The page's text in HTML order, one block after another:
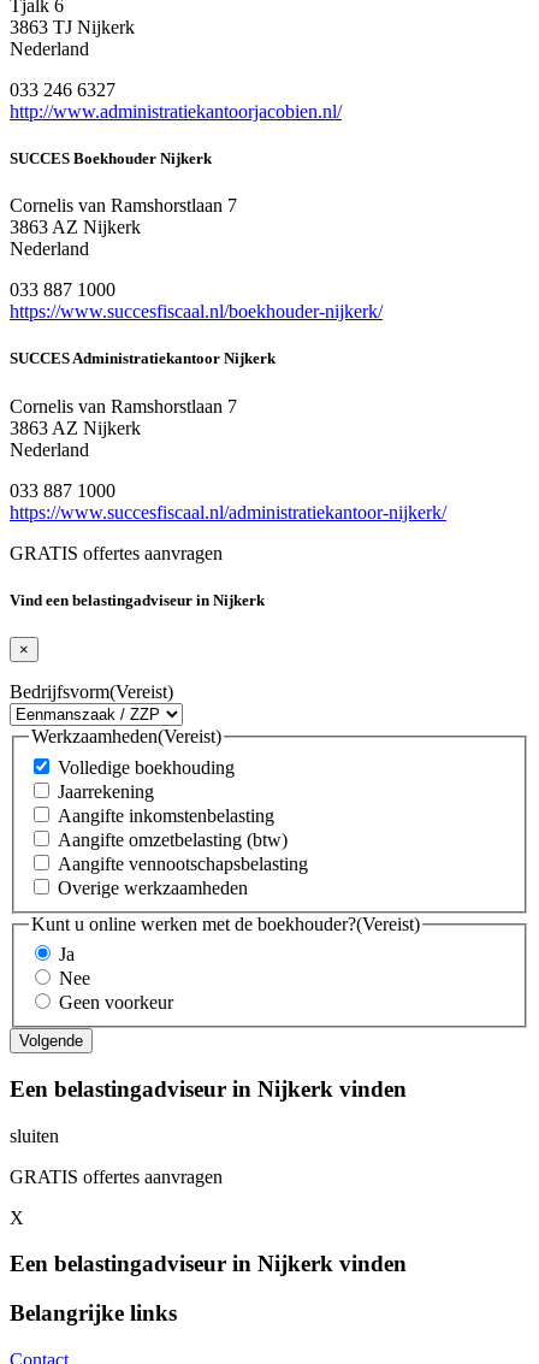
Tjalk 6
3863 TJ Nijkerk
Nederland
033 246 6327
http://www.administratiekantoorjacobien.nl/
SUCCES Boekhouder Nijkerk
Cornelis van Ramshorstlaan 7
3863 AZ Nijkerk
Nederland
033 887 1000
https://www.succesfiscaal.nl/boekhouder-nijkerk/
SUCCES Administratiekantoor Nijkerk
Cornelis van Ramshorstlaan 7
3863 AZ Nijkerk
Nederland
033 887 1000
https://www.succesfiscaal.nl/administratiekantoor-nijkerk/
GRATIS offertes aanvragen
Vind een belastingadviseur in Nijkerk
×
Bedrijfsvorm(Vereist)
Werkzaamheden(Vereist)
Volledige boekhouding
Jaarrekening
Aangifte inkomstenbelasting
Aangifte omzetbelasting (btw)
Aangifte vennootschapsbelasting
Overige werkzaamheden
Kunt u online werken met de boekhouder?(Vereist)
Ja
Nee
Geen voorkeur
Een belastingadviseur in Nijkerk vinden
sluiten
GRATIS offertes aanvragen
X
Een belastingadviseur in Nijkerk vinden
Belangrijke links
Contact